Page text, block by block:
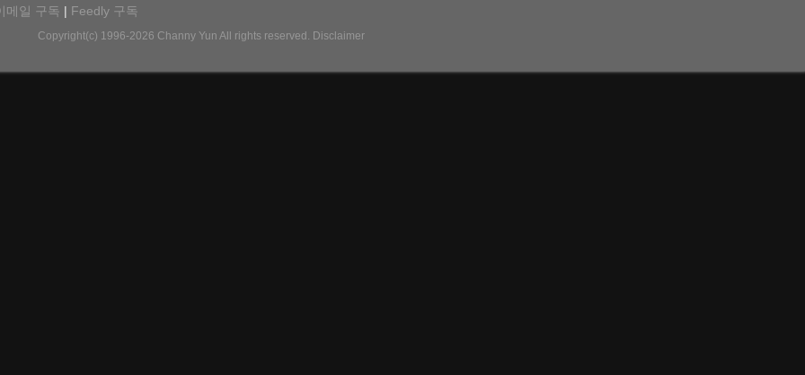
메일 구독 | Feedly 구독
Copyright(c) 1996-2026 Channy Yun All rights reserved. Disclaimer